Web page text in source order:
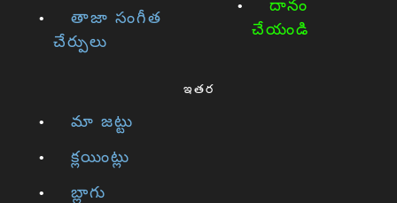
తాజా సంగీత
చేర్పులు
దానం
చేయండి
ఇతర
మా జట్టు
క్లయింట్లు
బ్లాగు